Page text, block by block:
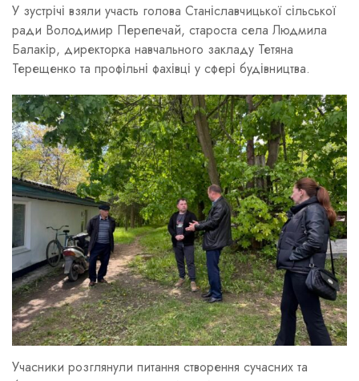
У зустрічі взяли участь голова Станіславчицької сільської
ради Володимир Перепечай, староста села Людмила
Балакір, директорка навчального закладу Тетяна
Терещенко та профільні фахівці у сфері будівництва.
Учасники розглянули питання створення сучасних та